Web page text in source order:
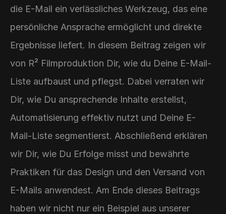
die E-Mail ein verlässliches Werkzeug, das eine
persönliche Ansprache ermöglicht und direkte
Ergebnisse liefert. In diesem Beitrag zeigen wir
von R² Filmproduktion Dir, wie du Deine E-Mail-
Liste aufbaust und pflegst. Dabei verraten wir
Dir, wie Du ansprechende Inhalte erstellst,
Automatisierung effektiv nutzt und Deine E-
Mail-Liste segmentierst. Abschließend erklären
wir Dir, wie Du Erfolge misst und bewährte
Praktiken für das Design und den Versand von
E-Mails anwendest. Am Ende dieses Beitrags
haben wir nicht nur ein Beispiel aus unserer